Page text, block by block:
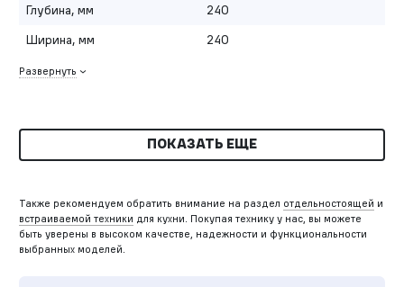
Глубина, мм
240
Ширина, мм
240
Развернуть
ПОКАЗАТЬ ЕЩЕ
Также рекомендуем обратить внимание на раздел отдельностоящей и
встраиваемой техники для кухни. Покупая технику у нас, вы можете
быть уверены в высоком качестве, надежности и функциональности
выбранных моделей.